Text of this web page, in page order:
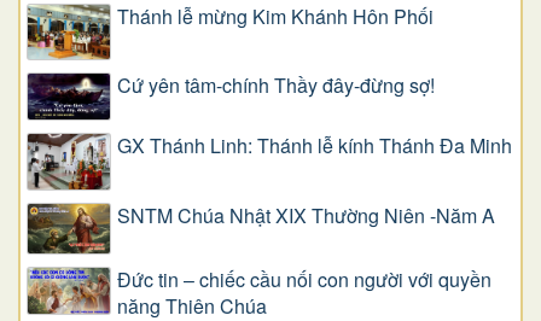
Thánh lễ mừng Kim Khánh Hôn Phối
Cứ yên tâm-chính Thầy đây-đừng sợ!
GX Thánh Linh: Thánh lễ kính Thánh Đa Minh
SNTM Chúa Nhật XIX Thường Niên -Năm A
Đức tin – chiếc cầu nối con người với quyền
năng Thiên Chúa